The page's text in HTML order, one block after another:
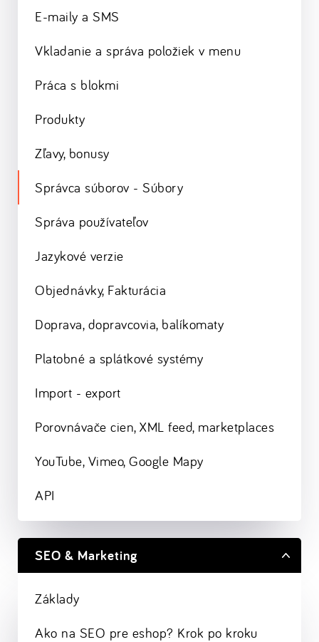
E-maily a SMS
Vkladanie a správa položiek v menu
Práca s blokmi
Produkty
Zľavy, bonusy
Správca súborov - Súbory
Správa používateľov
Jazykové verzie
Objednávky, Fakturácia
Doprava, dopravcovia, balíkomaty
Platobné a splátkové systémy
Import - export
Porovnávače cien, XML feed, marketplaces
YouTube, Vimeo, Google Mapy
API
SEO & Marketing
Základy
Ako na SEO pre eshop? Krok po kroku